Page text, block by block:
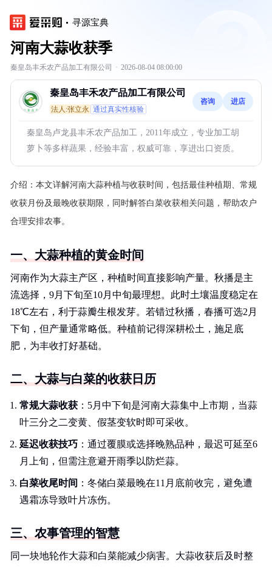
寻源宝典
河南大蒜收获季
秦皇岛丰禾农产品加工有限公司 · 2026-08-04 08:00:00
秦皇岛丰禾农产品加工有限公司
法人:张立永 通过真实性核验
咨询 进店
秦皇岛卢龙县丰禾农产品加工，2011年成立，专业加工胡
萝卜等多样蔬果，经验丰富，权威可靠，享进出口资质。
介绍： 本文详解河南大蒜种植与收获时间，包括最佳种植期、常规
收获月份及最晚收获期限，同时解答白菜收获相关问题，帮助农户
合理安排农事。
一、大蒜种植的黄金时间
河南作为大蒜主产区，种植时间直接影响产量。秋播是主
流选择，9月下旬至10月中旬最理想。此时土壤温度稳定在
18℃左右，利于蒜瓣生根发芽。若错过秋播，春播可选2月
下旬，但产量通常略低。种植前记得深耕松土，施足底
肥，为丰收打好基础。
二、大蒜与白菜的收获日历
常规大蒜收获 ：5月中下旬是河南大蒜集中上市期，当蒜
叶三分之二变黄、假茎变软时即可采收。
延迟收获技巧 ：通过覆膜或选择晚熟品种，最迟可延至6
月上旬，但需注意避开雨季以防烂蒜。
白菜收尾时间 ：冬储白菜最晚在11月底前收完，避免遭
遇霜冻导致叶片冻伤。
三、农事管理的智慧
同一块地轮作大蒜和白菜能减少病害。大蒜收获后及时整